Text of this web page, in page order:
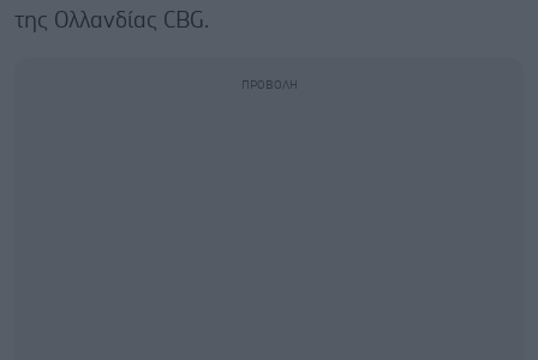
της Ολλανδίας CBG.